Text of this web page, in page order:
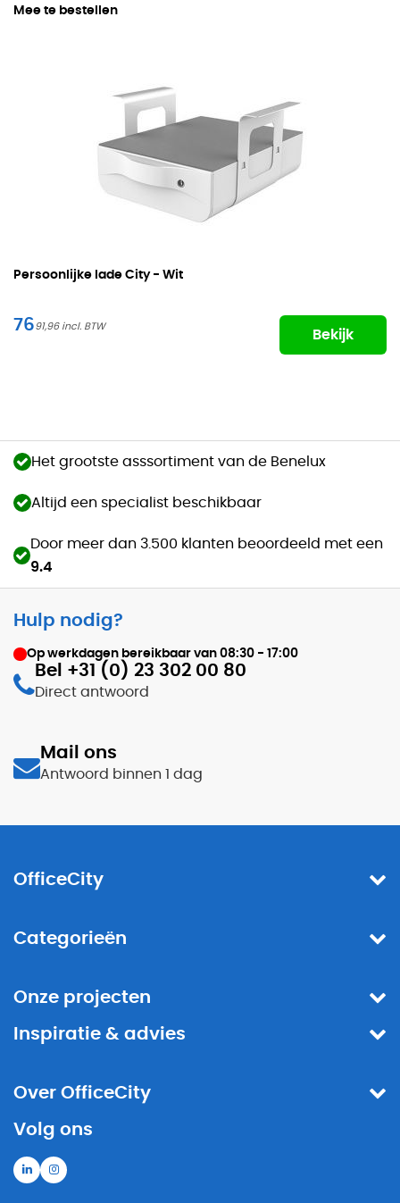
Mee te bestellen
Persoonlijke lade City - Wit
7691,96
Bekijk
Het grootste asssortiment van de Benelux
Altijd een specialist beschikbaar
Door meer dan 3.500 klanten beoordeeld met een
9.4
Hulp nodig?
Op werkdagen bereikbaar van 08:30 - 17:00
Bel +31 (0) 23 302 00 80
Direct antwoord
Mail ons
Antwoord binnen 1 dag
OfficeCity
Categorieën
Onze projecten
Inspiratie & advies
Over OfficeCity
Volg ons